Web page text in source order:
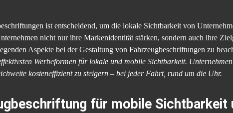
ist entscheidend, um die lokale Sichtbarkeit von
nicht nur ihre Markenidentität stärken, sondern auch ihre
Aspekte bei der Gestaltung von Fahrzeugbeschriftungen zu
Werbeformen für lokale und mobile Sichtbarkeit.
kosteneffizient zu steigern – bei jeder Fahrt, rund um die Uhr.
für mobile Sichtbarkeit